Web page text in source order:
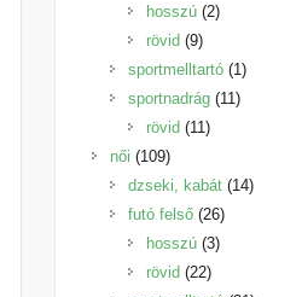
termék
hosszú 22
rövid 99
termék
sportmelltartó 11
sportnadrág 1111
rövid 1111
női 109109
termék
dzseki, kabát 1414
futó felső 2626
termék
hosszú 33
rövid 2222